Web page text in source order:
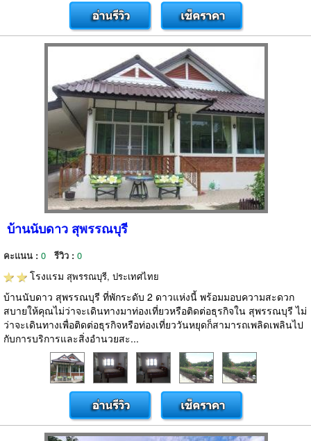
บ้านนับดาว สุพรรณบุรี
คะแนน : 0 รีวิว : 0
โรงแรม สุพรรณบุรี, ประเทศไทย
บ้านนับดาว สุพรรณบุรี ที่พักระดับ 2 ดาวแห่งนี้ พร้อมมอบความสะดวก
สบายให้คุณไม่ว่าจะเดินทางมาท่องเที่ยวหรือติดต่อธุรกิจใน สุพรรณบุรี ไม่
ว่าจะเดินทางเพื่อติดต่อธุรกิจหรือท่องเที่ยววันหยุดก็สามารถเพลิดเพลินไป
กับการบริการและสิ่งอำนวยสะ...